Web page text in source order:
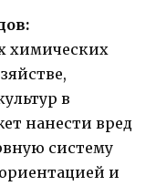
химических
в
нанести вред
систему
и